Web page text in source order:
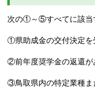
次の①～⑤すべてに該当
①県助成金の交付決定を
②前年度奨学金の返還が
③鳥取県内の特定業種ま